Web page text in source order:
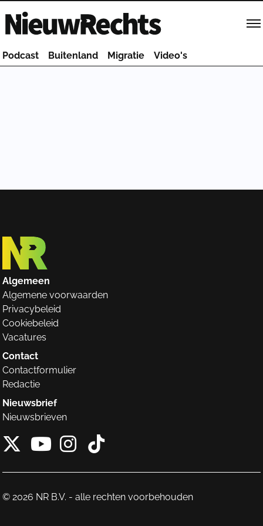
Homepage van NieuwRechts
Podcast Buitenland Migratie Video's
Algemeen
Algemene voorwaarden
Privacybeleid
Cookiebeleid
Vacatures
Contact
Contactformulier
Redactie
Nieuwsbrief
Nieuwsbrieven
X van NieuwRechts
Instagram van
Tiktok van
© 2026 NR B.V. - alle rechten voorbehouden